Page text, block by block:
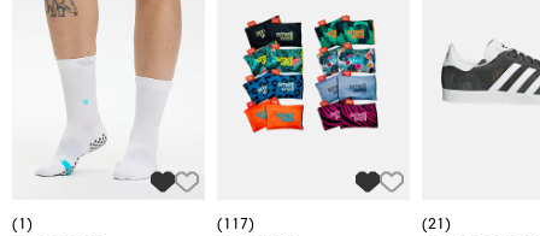
(1)
(117)
(21)